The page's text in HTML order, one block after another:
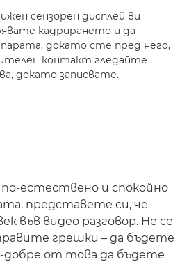
сензорен дисплей ви
кадрирането и да
докато сте пред него,
контакт гледайте
докато записвате.
естествено и спокойно
представете си, че
във видео разговор. Не се
грешки – да бъдете
от това да бъдете